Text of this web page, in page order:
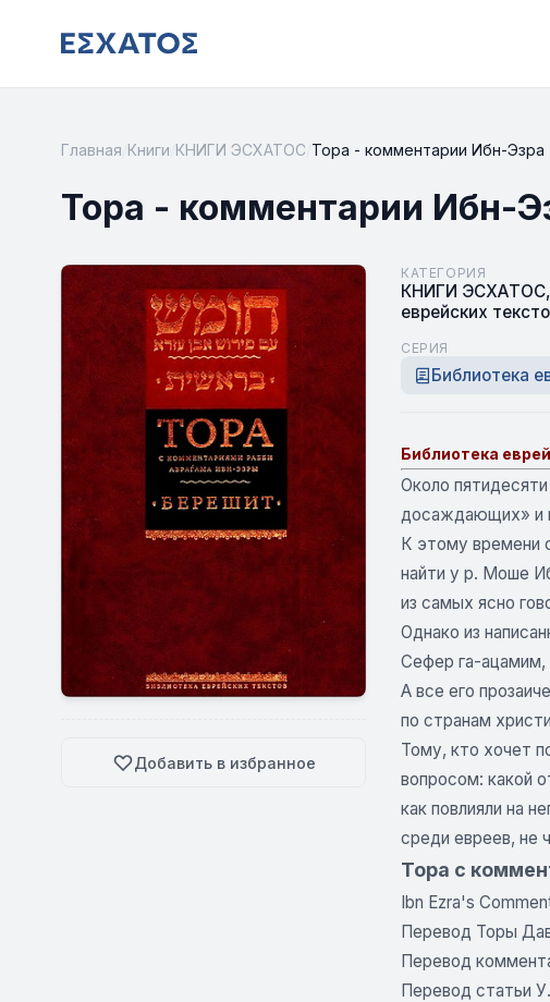
Главная Книги КНИГИ ЭСХАТОС Тора - комментарии Ибн-
Тора - комментарии Ибн-
Добавить в избранное
КАТЕГОРИЯ
КНИГИ ЭСХАТОС,
еврейских
СЕРИЯ
Библиотека
Библиотека
Около
досаждающих» и
К этому времени
найти у р. Моше
из самых ясно
Однако из
Сефер га-ацамим,
А все его
по странам
Тому, кто хочет
вопросом: какой
как повлияли на
среди евреев, не
Тора с
Ibn Ezra's
Перевод Торы
Перевод
Перевод статьи